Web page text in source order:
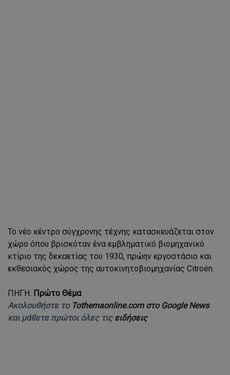
Το νέο κέντρο σύγχρονης τέχνης κατασκευάζεται στον
χώρο όπου βρισκόταν ένα εμβληματικό βιομηχανικό
κτίριο της δεκαετίας του 1930, πρώην εργοστάσιο και
εκθεσιακός χώρος της αυτοκινητοβιομηχανίας Citroën.
ΠΗΓΗ: Πρώτο Θέμα
Ακολουθήστε το Tothemaonline.com στο Google News
και μάθετε πρώτοι όλες τις ειδήσεις